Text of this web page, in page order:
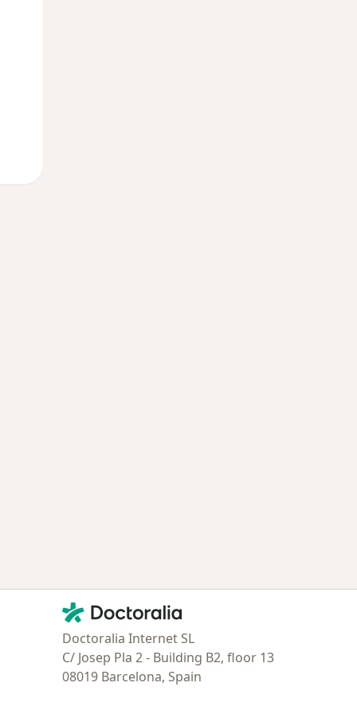
Contacto
Doctoralia - Página de inicio
Doctoralia Internet SL
C/ Josep Pla 2 - Building B2, floor 13
08019 Barcelona, Spain